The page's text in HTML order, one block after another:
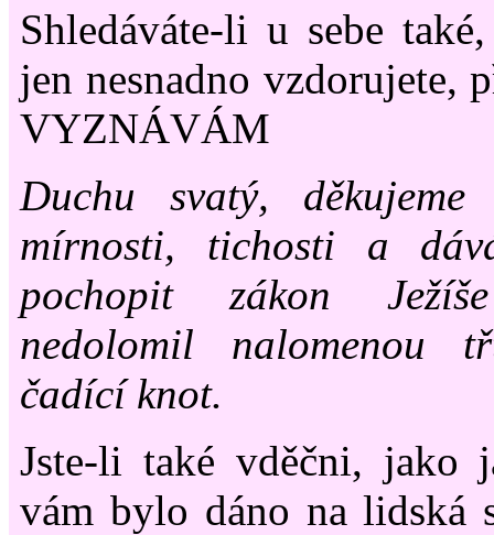
Shledáváte-li u sebe
jen nesnadno vzdorujete,
VYZNÁVÁM
Duchu svatý,
mírnosti, tichosti a
pochopit zákon
nedolomil nalomenou
čadící knot.
Jste-li také vděčni, jako
vám bylo dáno na lidská